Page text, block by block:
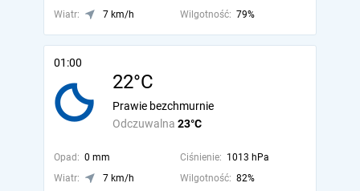
Wiatr:
7 km/h Wilgotność: 79%
01:00
22°C
Odczuwalna 23°C
Prawie bezchmurnie
Opad: 0 mm Ciśnienie: 1013 hPa
Wiatr:
7 km/h Wilgotność: 82%